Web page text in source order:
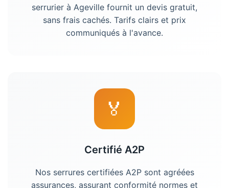
serrurier à Ageville fournit un devis gratuit,
sans frais cachés. Tarifs clairs et prix
communiqués à l'avance.
🏅
Certifié A2P
Nos serrures certifiées A2P sont agréées
assurances, assurant conformité normes et